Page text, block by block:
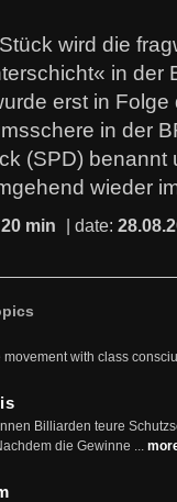
wird die
in der
erst in
in der
(SPD)
wieder
min | date:
movement with class
Billiarden teure
die Gewinne ...